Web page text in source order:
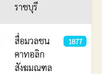
ราชบุรี
สื่อมวลชน
คาทอลิก
สังฆมณฑล
1877